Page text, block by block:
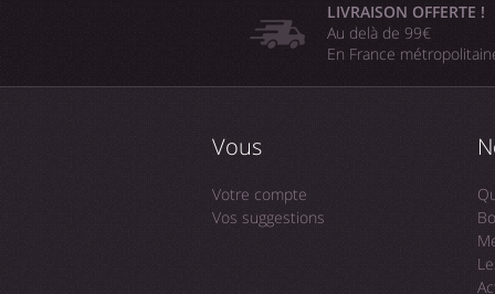
LIVRAISON OFFERTE !
Au delà de 99€
En France
Vous
Votre compte
Vos suggestions